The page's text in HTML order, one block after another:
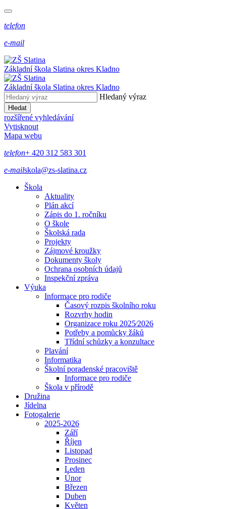
telefon
e-mail
Základní škola Slatina okres Kladno
Základní škola Slatina okres Kladno
Hledaný výraz
Hledat
rozšířené vyhledávání
Vytisknout
Mapa webu
telefon+ 420 312 583 301
e-mailskola@zs-slatina.cz
Škola
Aktuality
Plán akcí
Zápis do 1. ročníku
O škole
Školská rada
Projekty
Zájmové kroužky
Dokumenty školy
Ochrana osobních údajů
Inspekční zpráva
Výuka
Informace pro rodiče
Časový rozpis školního roku
Rozvrhy hodin
Organizace roku 2025⁄2026
Potřeby a pomůcky žáků
Třídní schůzky a konzultace
Plavání
Informatika
Školní poradenské pracoviště
Informace pro rodiče
Škola v přírodě
Družina
Jídelna
Fotogalerie
2025-2026
Září
Říjen
Listopad
Prosinec
Leden
Únor
Březen
Duben
Květen